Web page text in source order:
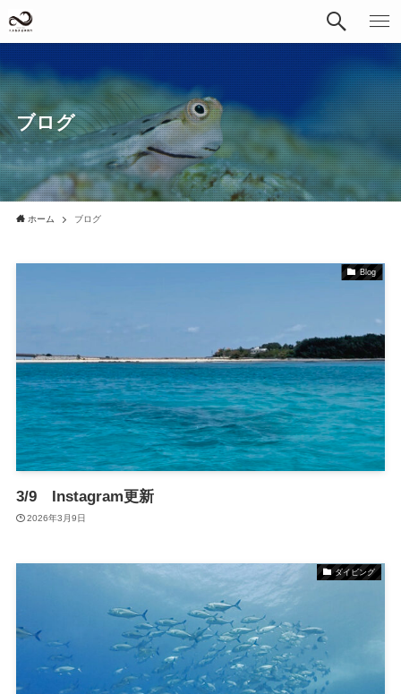
ブログ
ホーム ブログ
Blog
3/9 Instagram更新
2026年3月9日
ダイビング